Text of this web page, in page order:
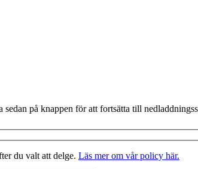
på knappen för att fortsätta till
du valt att delge. Läs mer om vår policy här.